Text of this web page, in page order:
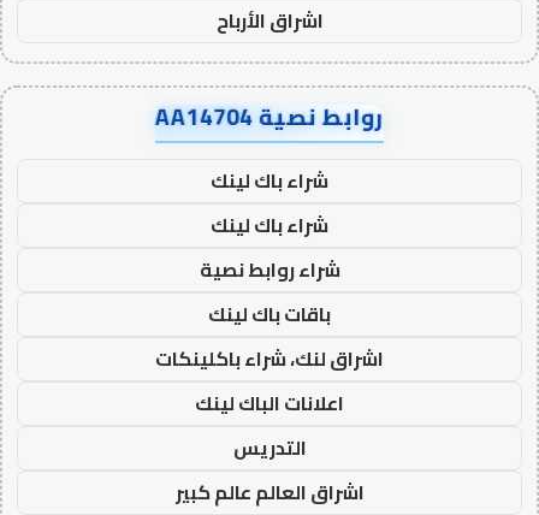
اشراق الأرباح
روابط نصية AA14704
شراء باك لينك
شراء باك لينك
شراء روابط نصية
باقات باك لينك
اشراق لنك، شراء باكلينكات
اعلانات الباك لينك
التدريس
اشراق العالم عالم كبير